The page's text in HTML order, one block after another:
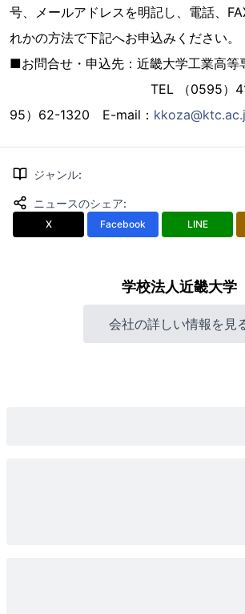
号、メールアドレスを明記し、電話、
れかの方法で下記へお申込みください。
■お問合せ・申込先：近畿大学工業高等
TEL （0595）41-
95）62-1320 E-mail：
ジャンル:
ニュースのシェア:
X Facebook LINE
学校法人近畿大学
会社の詳しい情報を見